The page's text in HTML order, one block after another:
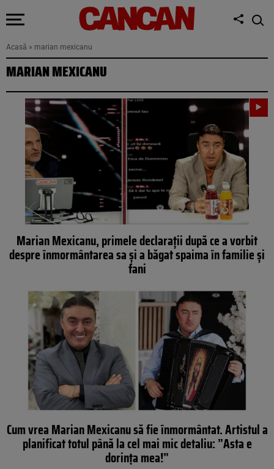
Acasă » marian mexicanu
MARIAN MEXICANU
Marian Mexicanu, primele declarații după ce a vorbit
despre înmormântarea sa și a băgat spaima în familie și
fani
Cum vrea Marian Mexicanu să fie înmormântat. Artistul a
planificat totul până la cel mai mic detaliu: ”Asta e
dorința mea!”